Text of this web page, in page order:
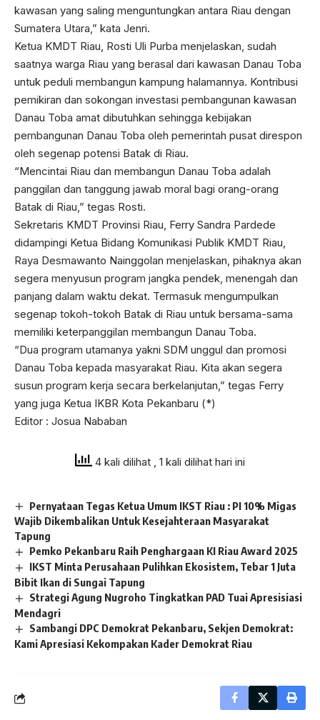
kawasan yang saling menguntungkan antara Riau dengan
Sumatera Utara,” kata Jenri.
Ketua KMDT Riau, Rosti Uli Purba menjelaskan, sudah
saatnya warga Riau yang berasal dari kawasan Danau Toba
untuk peduli membangun kampung halamannya. Kontribusi
pemikiran dan sokongan investasi pembangunan kawasan
Danau Toba amat dibutuhkan sehingga kebijakan
pembangunan Danau Toba oleh pemerintah pusat direspon
oleh segenap potensi Batak di Riau.
“Mencintai Riau dan membangun Danau Toba adalah
panggilan dan tanggung jawab moral bagi orang-orang
Batak di Riau,” tegas Rosti.
Sekretaris KMDT Provinsi Riau, Ferry Sandra Pardede
didampingi Ketua Bidang Komunikasi Publik KMDT Riau,
Raya Desmawanto Nainggolan menjelaskan, pihaknya akan
segera menyusun program jangka pendek, menengah dan
panjang dalam waktu dekat. Termasuk mengumpulkan
segenap tokoh-tokoh Batak di Riau untuk bersama-sama
memiliki keterpanggilan membangun Danau Toba.
“Dua program utamanya yakni SDM unggul dan promosi
Danau Toba kepada masyarakat Riau. Kita akan segera
susun program kerja secara berkelanjutan,” tegas Ferry
yang juga Ketua IKBR Kota Pekanbaru (*)
Editor : Josua Nababan
4 kali dilihat , 1 kali dilihat hari ini
Pernyataan Tegas Ketua Umum IKST Riau : PI 10% Migas
Wajib Dikembalikan Untuk Kesejahteraan Masyarakat
Tapung
Pemko Pekanbaru Raih Penghargaan KI Riau Award 2025
IKST Minta Perusahaan Pulihkan Ekosistem, Tebar 1 Juta
Bibit Ikan di Sungai Tapung
Strategi Agung Nugroho Tingkatkan PAD Tuai Apresisiasi
Mendagri
Sambangi DPC Demokrat Pekanbaru, Sekjen Demokrat:
Kami Apresiasi Kekompakan Kader Demokrat Riau